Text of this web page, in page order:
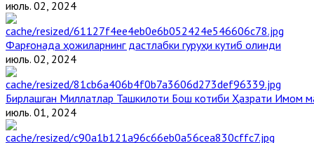
июль. 02, 2024
Фарғонада ҳожиларнинг дастлабки гуруҳи кутиб олинди
июль. 02, 2024
Бирлашган Миллатлар Ташкилоти Бош котиби Ҳазрати Имом
июль. 01, 2024